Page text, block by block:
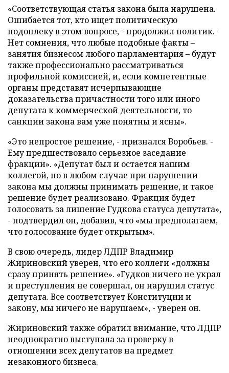
«Соответствующая статья закона была нарушена.
Ошибается тот, кто ищет политическую
подоплеку в этом вопросе, - продолжил политик. -
Нет сомнения, что любые подобные факты –
занятия бизнесом любого парламентария – будут
также профессионально рассматриваться
профильной комиссией, и, если компетентные
органы представят исчерпывающие
доказательства причастности того или иного
депутата к коммерческой деятельности, то
санкции закона вам уже понятны и ясны».
«Это непростое решение, - признался Воробьев. -
Ему предшествовало серьезное заседание
фракции». «Депутат был и остается нашим
коллегой, но в любом случае при нарушении
закона мы должны принимать решение, и такое
решение будет реализовано. Фракция будет
голосовать за лишение Гудкова статуса депутата»,
- подтвердил он, добавив, что «мы предполагаем,
что голосование будет открытым».
В свою очередь, лидер ЛДПР Владимир
Жириновский уверен, что его коллеги «должны
сразу принять решение». «Гудков ничего не украл
и преступления не совершал, он нарушил статус
депутата. Все соответствует Конституции и
закону, мы ничего не нарушаем», - уверен он.
Жириновский также обратил внимание, что ЛДПР
неоднократно выступала за проверку в
отношении всех депутатов на предмет
незаконного бизнеса.